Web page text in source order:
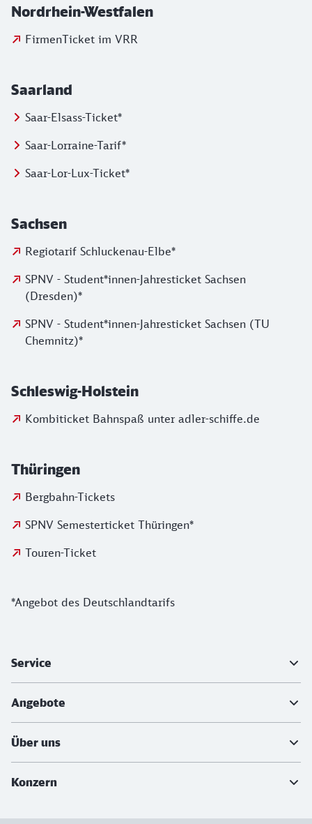
Nordrhein-Westfalen
FirmenTicket im VRR
Saarland
Saar-Elsass-Ticket*
Saar-Lorraine-Tarif*
Saar-Lor-Lux-Ticket*
Sachsen
Regiotarif Schluckenau-Elbe*
SPNV - Student*innen-Jahresticket Sachsen
(Dresden)*
SPNV - Student*innen-Jahresticket Sachsen (TU
Chemnitz)*
Schleswig-Holstein
Kombiticket Bahnspaß unter adler-schiffe.de
Thüringen
Bergbahn-Tickets
SPNV Semesterticket Thüringen*
Touren-Ticket
Sternchenvermerk
*Angebot des Deutschlandtarifs
Service
Angebote
Über uns
Konzern